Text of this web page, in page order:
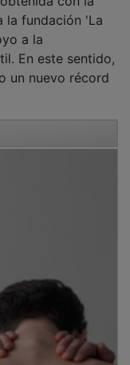
fundación 'La
a la
En este sentido,
un nuevo récord